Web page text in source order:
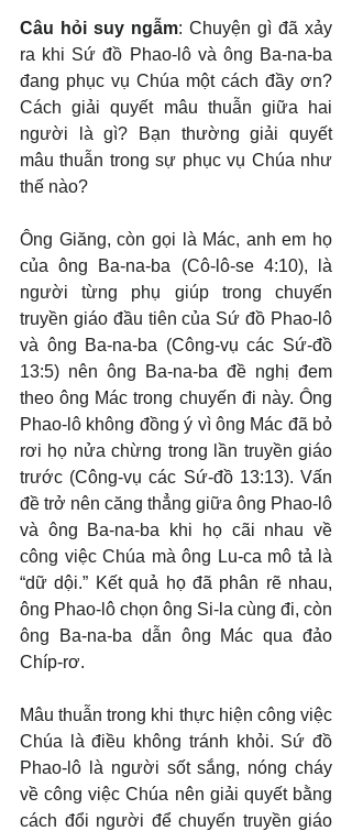
Câu hỏi suy ngẫm: Chuyện gì đã xảy
ra khi Sứ đồ Phao-lô và ông Ba-na-ba
đang phục vụ Chúa một cách đầy ơn?
Cách giải quyết mâu thuẫn giữa hai
người là gì? Bạn thường giải quyết
mâu thuẫn trong sự phục vụ Chúa như
thế nào?
Ông Giăng, còn gọi là Mác, anh em họ
của ông Ba-na-ba (Cô-lô-se 4:10), là
người từng phụ giúp trong chuyến
truyền giáo đầu tiên của Sứ đồ Phao-lô
và ông Ba-na-ba (Công-vụ các Sứ-đồ
13:5) nên ông Ba-na-ba đề nghị đem
theo ông Mác trong chuyến đi này. Ông
Phao-lô không đồng ý vì ông Mác đã bỏ
rơi họ nửa chừng trong lần truyền giáo
trước (Công-vụ các Sứ-đồ 13:13). Vấn
đề trở nên căng thẳng giữa ông Phao-lô
và ông Ba-na-ba khi họ cãi nhau về
công việc Chúa mà ông Lu-ca mô tả là
“dữ dội.” Kết quả họ đã phân rẽ nhau,
ông Phao-lô chọn ông Si-la cùng đi, còn
ông Ba-na-ba dẫn ông Mác qua đảo
Chíp-rơ.
Mâu thuẫn trong khi thực hiện công việc
Chúa là điều không tránh khỏi. Sứ đồ
Phao-lô là người sốt sắng, nóng cháy
về công việc Chúa nên giải quyết bằng
cách đổi người để chuyến truyền giáo